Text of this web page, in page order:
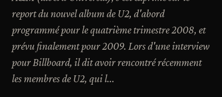
report du nouvel album de U2, d'abord
programmé pour le quatrième trimestre 2008, et
prévu finalement pour 2009. Lors d'une interview
pour Billboard, il dit avoir rencontré récemment
les membres de U2, qui l...